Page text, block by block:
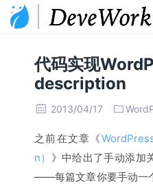
代码实现
description
2013/04/17
之前在文章《
n） 》中给出了手动添加
——每篇文章你要手动一